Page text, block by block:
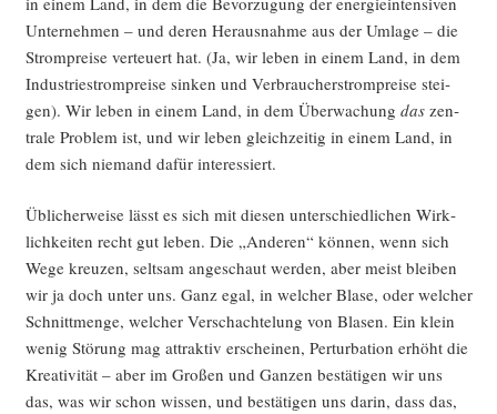
Unter­neh­men – und deren Her­aus­nah­me aus der Umla­ge – die
Strom­prei­se ver­teu­ert hat. (Ja, wir leben in einem Land, in dem
Indus­trie­strom­prei­se sin­ken und Ver­brau­cher­strom­prei­se stei­
gen). Wir leben in einem Land, in dem Über­wa­chung daszen­
tra­le Pro­blem ist, und wir leben gleich­zei­tig in einem Land, in
dem sich nie­mand dafür interessiert.
Übli­cher­wei­se lässt es sich mit die­sen unter­schied­li­chen Wirk­
lich­kei­ten recht gut leben. Die „Ande­ren“ kön­nen, wenn sich
Wege kreu­zen, selt­sam ange­schaut wer­den, aber meist blei­ben
wir ja doch unter uns. Ganz egal, in wel­cher Bla­se, oder wel­cher
Schnitt­men­ge, wel­cher Ver­schach­te­lung von Bla­sen. Ein klein
wenig Stö­rung mag attrak­tiv erschei­nen, Per­tur­ba­ti­on erhöht die
Krea­ti­vi­tät – aber im Gro­ßen und Gan­zen bestä­ti­gen wir uns
das, was wir schon wis­sen, und bestä­ti­gen uns dar­in, dass das,